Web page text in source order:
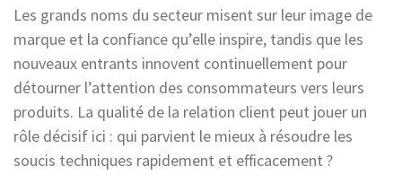
Les grands noms du secteur misent sur leur image de
marque et la confiance qu’elle inspire, tandis que les
nouveaux entrants innovent continuellement pour
détourner l’attention des consommateurs vers leurs
produits. La qualité de la relation client peut jouer un
rôle décisif ici : qui parvient le mieux à résoudre les
soucis techniques rapidement et efficacement ?